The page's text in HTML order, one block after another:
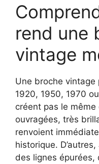
rend une
vintage
Une broche
1920, 1950, 1970
créent pas le
ouvragées, très
renvoient
historique.
des lignes